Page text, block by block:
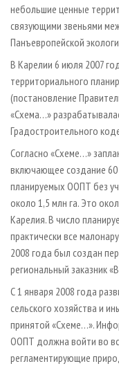
небольшие ценные
связующими звеньями
Панъевропейской
В Карелии 6 июля 2007
территориального
(постановление
«Схема…»
Градостроительного
Согласно «Схеме…»
включающее создание
планируемых ООПТ без
около 1,5 млн га. Это
Карелия. В число
практически все
2008 года был создан
региональный заказник
С 1 января 2008 года
сельского хозяйства и
принятой «Схеме…».
ООПТ должна войти во
регламентирующие